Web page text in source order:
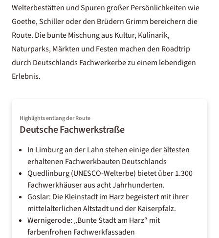
Welterbestätten und Spuren großer Persönlichkeiten wie
Goethe, Schiller oder den Brüdern Grimm bereichern die
Route. Die bunte Mischung aus Kultur, Kulinarik,
Naturparks, Märkten und Festen machen den Roadtrip
durch Deutschlands Fachwerkerbe zu einem lebendigen
Erlebnis.
Highlights entlang der Route
Deutsche Fachwerkstraße
In Limburg an der Lahn stehen einige der ältesten
erhaltenen Fachwerkbauten Deutschlands
Quedlinburg (UNESCO-Welterbe) bietet über 1.300
Fachwerkhäuser aus acht Jahrhunderten.
Goslar: Die Kleinstadt im Harz begeistert mit ihrer
mittelalterlichen Altstadt und der Kaiserpfalz.
Wernigerode: „Bunte Stadt am Harz“ mit
farbenfrohen Fachwerkfassaden